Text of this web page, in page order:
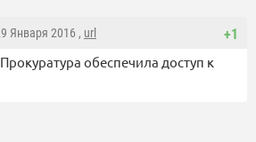
+1
Января 2016 , url
обеспечила доступ к